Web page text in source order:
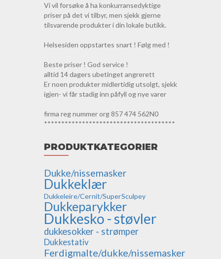
Vi vil forsøke å ha konkurransedyktige
priser på det vi tilbyr, men sjekk gjerne
tilsvarende produkter i din lokale butikk.
Helsesiden oppstartes snart ! Følg med !
Beste priser ! God service !
alltid 14 dagers ubetinget angrerett
Er noen produkter midlertidig utsolgt, sjekk
igjen- vi får stadig inn påfyll og nye varer
firma reg nummer org 857 474 562N0
**************************************
PRODUKTKATEGORIER
Dukke/nissemasker
Dukkeklær
Dukkeleire/Cernit/SuperSculpey
Dukkeparykker
Dukkesko - støvler
dukkesokker - strømper
Dukkestativ
Ferdigmalte/dukke/nissemasker